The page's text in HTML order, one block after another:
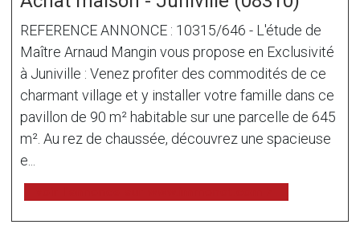
REFERENCE ANNONCE : 10315/646 - L'étude de
Maître Arnaud Mangin vous propose en Exclusivité
à Juniville : Venez profiter des commodités de ce
charmant village et y installer votre famille dans ce
pavillon de 90 m² habitable sur une parcelle de 645
m². Au rez de chaussée, découvrez une spacieuse
e...